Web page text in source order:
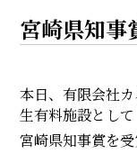
宮崎県知事
本日、有限会社
生有料施設として
宮崎県知事賞を受